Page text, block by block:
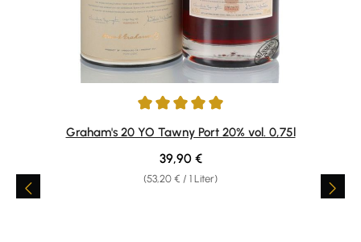
Durchschnittliche Bewertung von 5 von 5 Sternen
Graham's 20 YO Tawny Port 20% vol. 0,75l
(53,20 € / 1 Liter)
Regulärer Preis:
39,90 €